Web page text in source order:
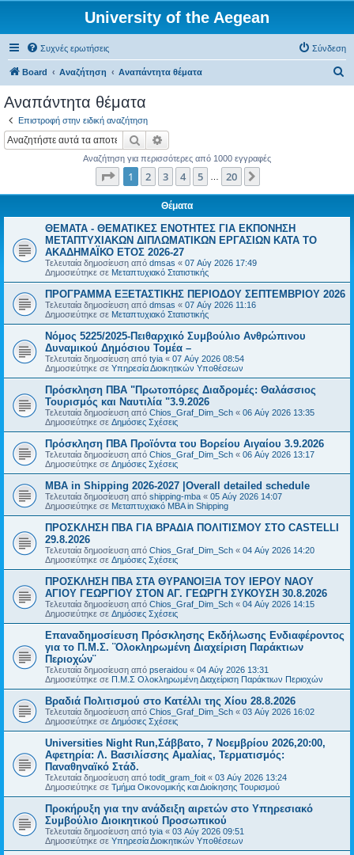
University of the Aegean
Συχνές ερωτήσεις Σύνδεση
Board Αναζήτηση Αναπάντητα θέματα
Αναπάντητα θέματα
Επιστροφή στην ειδική αναζήτηση
Αναζήτηση
Αναζήτηση για περισσότερες από 1000 εγγραφές
Σελίδα από20
1 2 3 4 5 20
Θέματα
ΘΕΜΑΤΑ - ΘΕΜΑΤΙΚΕΣ ΕΝΟΤΗΤΕΣ ΓΙΑ ΕΚΠΟΝΗΣΗ
ΜΕΤΑΠΤΥΧΙΑΚΩΝ ΔΙΠΛΩΜΑΤΙΚΩΝ ΕΡΓΑΣΙΩΝ ΚΑΤΑ ΤΟ
ΑΚΑΔΗΜΑΪΚΟ ΕΤΟΣ 2026-27
Τελευταία δημοσίευση από dmsas « 07 Αύγ 2026 17:49
Δημοσιεύτηκε σε Μεταπτυχιακό Στατιστικής
ΠΡΟΓΡΑΜΜΑ ΕΞΕΤΑΣΤΙΚΗΣ ΠΕΡΙΟΔΟΥ ΣΕΠΤΕΜΒΡΙΟΥ 2026
Τελευταία δημοσίευση από dmsas « 07 Αύγ 2026 11:16
Δημοσιεύτηκε σε Μεταπτυχιακό Στατιστικής
Νόμος 5225/2025-Πειθαρχικό Συμβούλιο Ανθρώπινου
Δυναμικού Δημόσιου Τομέα –
Τελευταία δημοσίευση από tyia « 07 Αύγ 2026 08:54
Δημοσιεύτηκε σε Υπηρεσία Διοικητικών Υποθέσεων
Πρόσκληση ΠΒΑ "Πρωτοπόρες Διαδρομές: Θαλάσσιος
Τουρισμός και Ναυτιλία "3.9.2026
Τελευταία δημοσίευση από Chios_Graf_Dim_Sch « 06 Αύγ 2026 13:35
Δημοσιεύτηκε σε Δημόσιες Σχέσεις
Πρόσκληση ΠΒΑ Προϊόντα του Βορείου Αιγαίου 3.9.2026
Τελευταία δημοσίευση από Chios_Graf_Dim_Sch « 06 Αύγ 2026 13:17
Δημοσιεύτηκε σε Δημόσιες Σχέσεις
MBA in Shipping 2026-2027 |Overall detailed schedule
Τελευταία δημοσίευση από shipping-mba « 05 Αύγ 2026 14:07
Δημοσιεύτηκε σε Μεταπτυχιακό MBA in Shipping
ΠΡΟΣΚΛΗΣΗ ΠΒΑ ΓΙΑ ΒΡΑΔΙΑ ΠΟΛΙΤΙΣΜΟΥ ΣΤΟ CASTELLI
29.8.2026
Τελευταία δημοσίευση από Chios_Graf_Dim_Sch « 04 Αύγ 2026 14:20
Δημοσιεύτηκε σε Δημόσιες Σχέσεις
ΠΡΟΣΚΛΗΣΗ ΠΒΑ ΣΤΑ ΘΥΡΑΝΟΙΞΙΑ ΤΟΥ ΙΕΡΟΥ ΝΑΟΥ
ΑΓΙΟΥ ΓΕΩΡΓΙΟΥ ΣΤΟΝ ΑΓ. ΓΕΩΡΓΗ ΣΥΚΟΥΣΗ 30.8.2026
Τελευταία δημοσίευση από Chios_Graf_Dim_Sch « 04 Αύγ 2026 14:15
Δημοσιεύτηκε σε Δημόσιες Σχέσεις
Επαναδημοσίευση Πρόσκλησης Εκδήλωσης Ενδιαφέροντος
για το Π.Μ.Σ. ¨Ολοκληρωμένη Διαχείριση Παράκτιων
Περιοχών¨
Τελευταία δημοσίευση από pseraidou « 04 Αύγ 2026 13:31
Δημοσιεύτηκε σε Π.Μ.Σ Ολοκληρωμένη Διαχείριση Παράκτιων Περιοχών
Βραδιά Πολιτισμού στο Κατέλλι της Χίου 28.8.2026
Τελευταία δημοσίευση από Chios_Graf_Dim_Sch « 03 Αύγ 2026 16:02
Δημοσιεύτηκε σε Δημόσιες Σχέσεις
Universities Night Run,Σάββατο, 7 Νοεμβρίου 2026,20:00,
Αφετηρία: Λ. Βασιλίσσης Αμαλίας, Τερματισμός:
Παναθηναϊκό Στάδ.
Τελευταία δημοσίευση από todit_gram_foit « 03 Αύγ 2026 13:24
Δημοσιεύτηκε σε Τμήμα Οικονομικής και Διοίκησης Τουρισμού
Προκήρυξη για την ανάδειξη αιρετών στο Υπηρεσιακό
Συμβούλιο Διοικητικού Προσωπικού
Τελευταία δημοσίευση από tyia « 03 Αύγ 2026 09:51
Δημοσιεύτηκε σε Υπηρεσία Διοικητικών Υποθέσεων